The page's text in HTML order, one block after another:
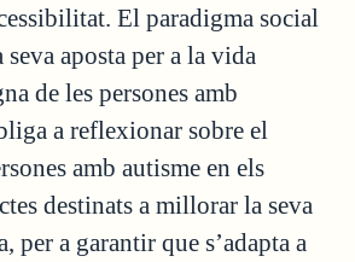
El paradigma social
aposta per a la vida
de les persones amb
a reflexionar sobre el
amb autisme en els
destinats a millorar la seva
per a garantir que s’adapta a